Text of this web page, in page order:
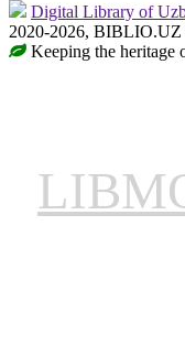
Digital Library of
2020-2026, BIBLIO.UZ
Keeping the heritage